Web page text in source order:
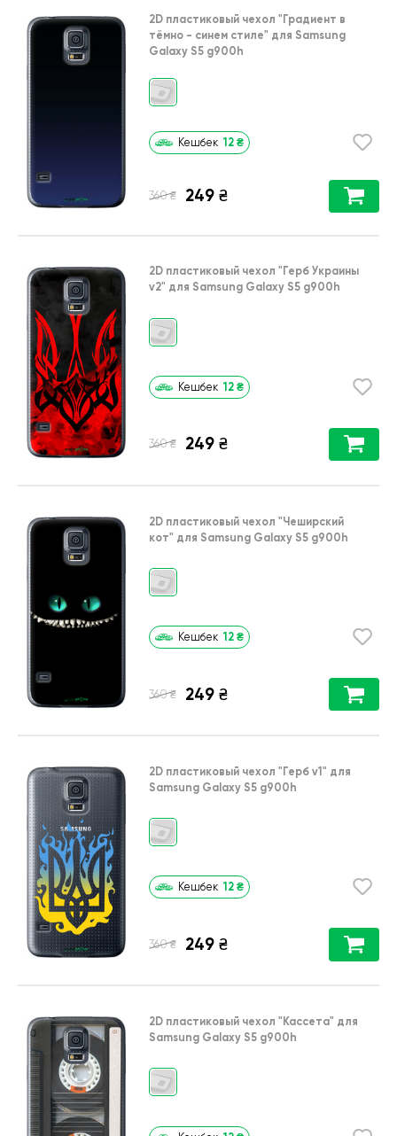
2D пластиковый чехол "Градиент в
тёмно - синем стиле" для Samsung
Galaxy S5 g900h
Кешбек 12 ₴
360 ₴ 249 ₴
2D пластиковый чехол "Герб Украины
v2" для Samsung Galaxy S5 g900h
Кешбек 12 ₴
360 ₴ 249 ₴
2D пластиковый чехол "Чеширский
кот" для Samsung Galaxy S5 g900h
Кешбек 12 ₴
360 ₴ 249 ₴
2D пластиковый чехол "Герб v1" для
Samsung Galaxy S5 g900h
Кешбек 12 ₴
360 ₴ 249 ₴
2D пластиковый чехол "Кассета" для
Samsung Galaxy S5 g900h